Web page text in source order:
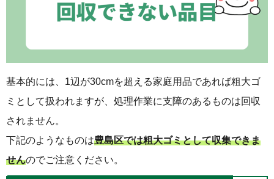
基本的には、1辺が30cmを超える家庭用品であれば粗大ゴ
ミとして扱われますが、処理作業に支障のあるものは回収
されません。
下記のようなものは豊島区では粗大ゴミとして収集できま
せんのでご注意ください。